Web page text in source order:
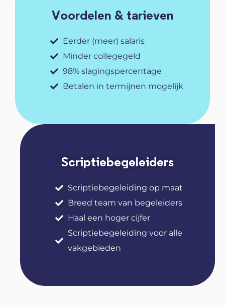
Voordelen & tarieven
Eerder (meer) salaris
Minder collegegeld
98% slagingspercentage
Betalen in termijnen mogelijk
Scriptiebegeleiders
Scriptiebegeleiding op maat
Breed team van begeleiders
Haal een hoger cijfer
Scriptiebegeleiding voor alle
vakgebieden